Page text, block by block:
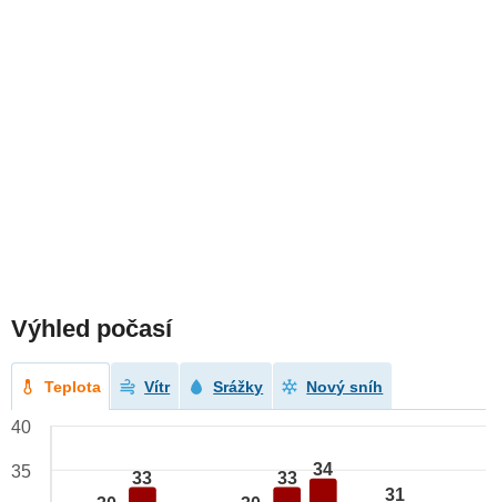
Výhled počasí
Teplota Vítr Srážky Nový sníh
33 33 34
31
40
35